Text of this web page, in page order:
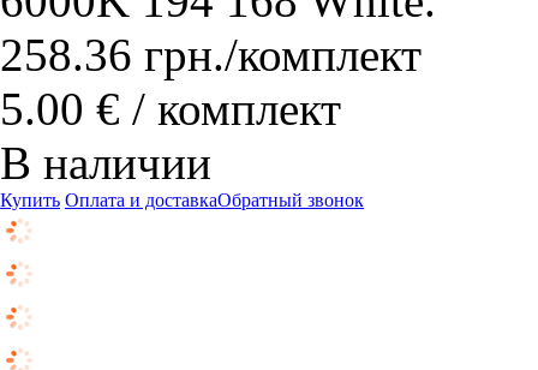
258.36 грн./комплект
5.00 € / комплект
В наличии
Купить Оплата и доставкаОбратный звонок